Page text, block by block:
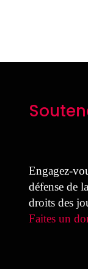
Engagez-
défense de
droits des
Faites un